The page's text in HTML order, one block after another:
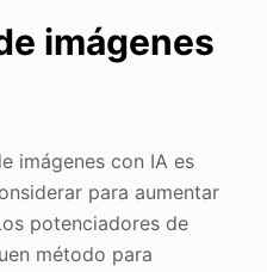
imágenes
imágenes con IA es
para aumentar
potenciadores de
método para